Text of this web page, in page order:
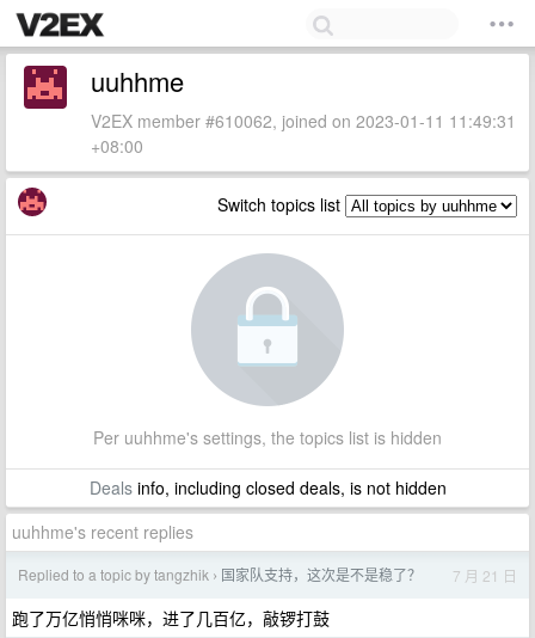
uuhhme
V2EX member #610062, joined on 2023-01-11 11:49:31
+08:00
Switch topics list
Per uuhhme's settings, the topics list is hidden
Dealsinfo, including closed deals, is not hidden
uuhhme's recent replies
Replied to a topic by tangzhik › 国家队支持，这次是不是稳了？ 7 月 21 日
跑了万亿悄悄咪咪，进了几百亿，敲锣打鼓